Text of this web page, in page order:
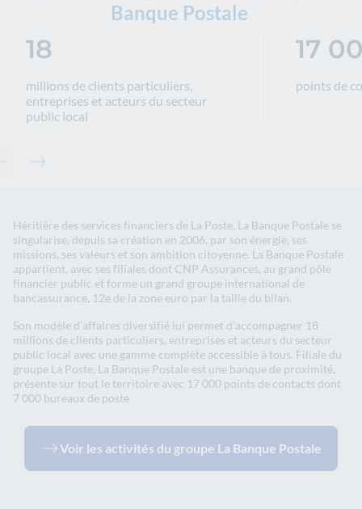
Banque Postale
18
millions de clients particuliers,
entreprises et acteurs du secteur
public local
17
points de
Contenu précédent - keyfiguresgroup-8e267454d7
Contenu suivant - keyfiguresgroup-8e267454d7
Héritière des services financiers de La Poste, La Banque Postale se
singularise, depuis sa création en 2006, par son énergie, ses
missions, ses valeurs et son ambition citoyenne. La Banque Postale
appartient, avec ses filiales dont CNP Assurances, au grand pôle
financier public et forme un grand groupe international de
bancassurance, 12e de la zone euro par la taille du bilan.
Son modèle d’affaires diversifié lui permet d’accompagner 18
millions de clients particuliers, entreprises et acteurs du secteur
public local avec une gamme complète accessible à tous. Filiale du
groupe La Poste, La Banque Postale est une banque de proximité,
présente sur tout le territoire avec 17 000 points de contacts dont
7 000 bureaux de poste
Voir les activités du groupe La Banque Postale